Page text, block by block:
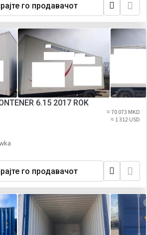
го продавачот
6.15 2017 ROK
≈ 70 073 MKD
≈ 1 312 USD
го продавачот